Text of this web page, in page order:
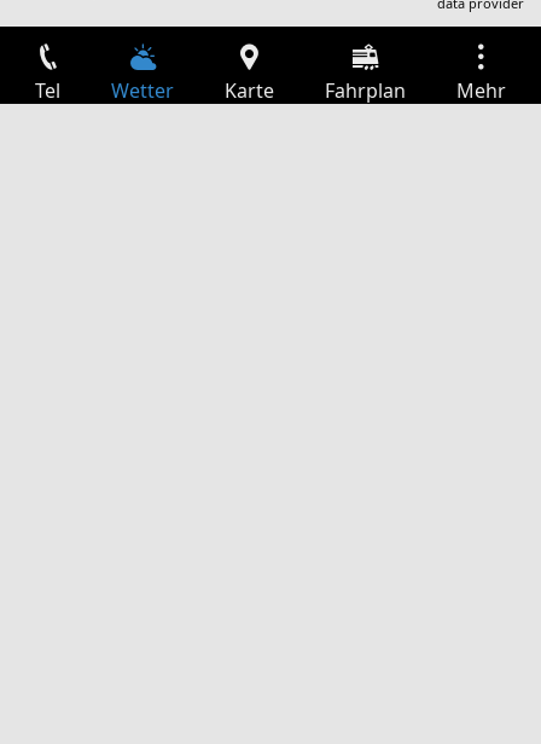
Tel Wetter Karte Fahrplan Mehr